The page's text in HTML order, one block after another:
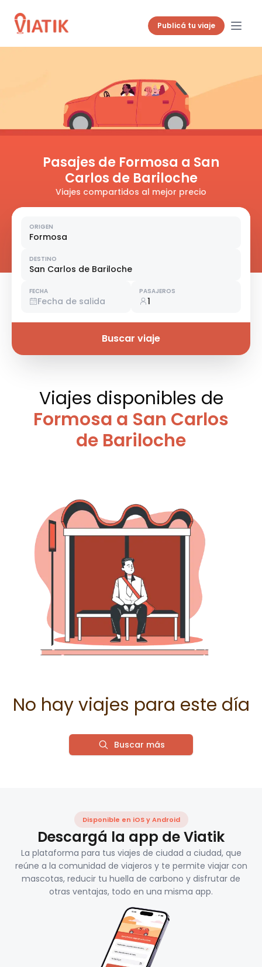
Publicá tu viaje
Pasajes de Formosa a San
Carlos de Bariloche
Viajes compartidos al mejor precio
ORIGEN
Formosa
DESTINO
San Carlos de Bariloche
FECHA
Fecha de salida
PASAJEROS
1
Buscar viaje
Viajes disponibles de
Formosa a San Carlos
de Bariloche
No hay viajes para este día
Buscar más
Disponible en iOS y Android
Descargá la app de Viatik
La plataforma para tus viajes de ciudad a ciudad, que
reúne a la comunidad de viajeros y te permite viajar con
mascotas, reducir tu huella de carbono y disfrutar de
otras ventajas, todo en una misma app.